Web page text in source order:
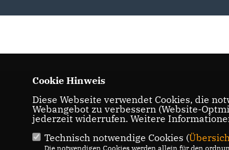
Cookie Hinweis
Diese Webseite verwendet Cookies, die
Webangebot zu verbessern (Website-
jederzeit widerrufen. Weitere
Technisch notwendige Cookies (
Die notwendigen Cookies werden allein für den